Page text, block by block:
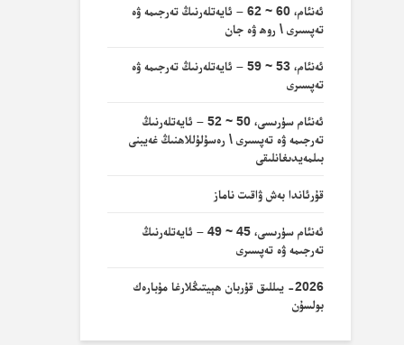
ئەنئام، 60 ~ 62 – ئايەتلەرنىڭ تەرجىمە ۋە
تەپسىرى \ روھ ۋە جان
ئەنئام، 53 ~ 59 – ئايەتلەرنىڭ تەرجىمە ۋە
تەپسىرى
ئەنئام سۈرىسى، 50 ~ 52 – ئايەتلەرنىڭ
تەرجىمە ۋە تەپسىرى \ رەسۇلۇللاھنىڭ غەيبنى
بىلمەيدىغانلىقى
قۇرئاندا بەش ۋاقىت ناماز
ئەنئام سۈرىسى، 45 ~ 49 – ئايەتلەرنىڭ
تەرجىمە ۋە تەپسىرى
2026- يىللىق قۇربان ھېيتىڭلارغا مۇبارەك
بولسۇن